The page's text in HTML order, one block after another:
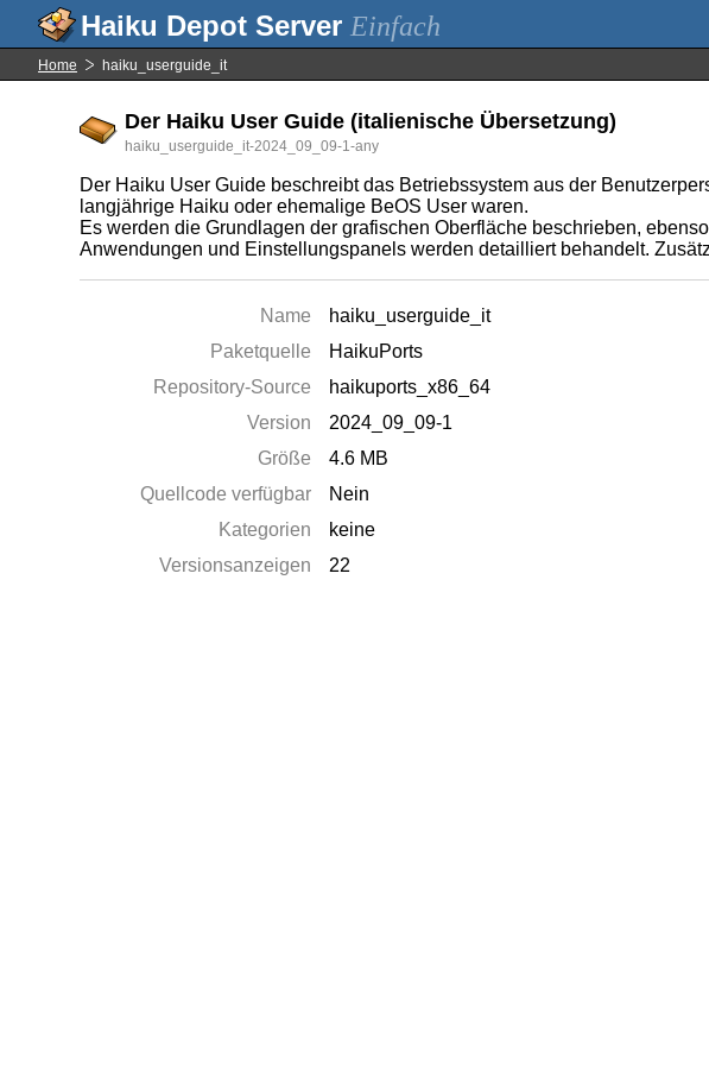
Einfach
Home haiku_userguide_it
Der Haiku User Guide (italienische Übersetzung)
haiku_userguide_it-2024_09_09-1-any
Der Haiku User Guide beschreibt das Betriebssystem aus der
langjährige Haiku oder ehemalige BeOS User waren.
Es werden die Grundlagen der grafischen Oberfläche beschrieben,
Anwendungen und Einstellungspanels werden detailliert behandelt.
Name
haiku_userguide_it
Paketquelle
HaikuPorts
Repository-Source
haikuports_x86_64
Version
2024_09_09-1
Größe
4.6 MB
Quellcode verfügbar
Nein
Kategorien
keine
Versionsanzeigen
22